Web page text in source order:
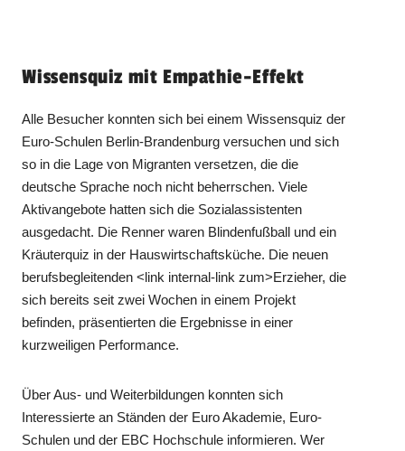
Wissensquiz mit Empathie-Effekt
Alle Besucher konnten sich bei einem Wissensquiz der
Euro-Schulen Berlin-Brandenburg versuchen und sich
so in die Lage von Migranten versetzen, die die
deutsche Sprache noch nicht beherrschen. Viele
Aktivangebote hatten sich die Sozialassistenten
ausgedacht. Die Renner waren Blindenfußball und ein
Kräuterquiz in der Hauswirtschaftsküche. Die neuen
berufsbegleitenden <link internal-link zum>Erzieher, die
sich bereits seit zwei Wochen in einem Projekt
befinden, präsentierten die Ergebnisse in einer
kurzweiligen Performance.
Über Aus- und Weiterbildungen konnten sich
Interessierte an Ständen der Euro Akademie, Euro-
Schulen und der EBC Hochschule informieren. Wer